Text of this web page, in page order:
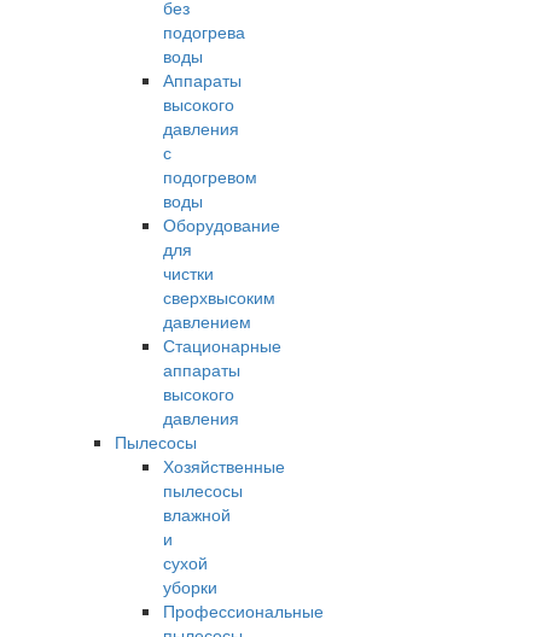
без
подогрева
воды
Аппараты
высокого
давления
с
подогревом
воды
Оборудование
для
чистки
сверхвысоким
давлением
Стационарные
аппараты
высокого
давления
Пылесосы
Хозяйственные
пылесосы
влажной
и
сухой
уборки
Профессиональные